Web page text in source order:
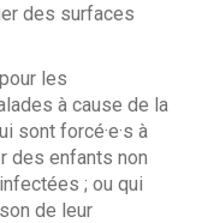
des surfaces
les
à cause de la
sont forcé·e·s à
des enfants non
; ou qui
de leur